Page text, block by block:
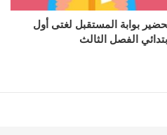
بوابة المستقبل لغتى أول
ابتدائي الفصل الثالث